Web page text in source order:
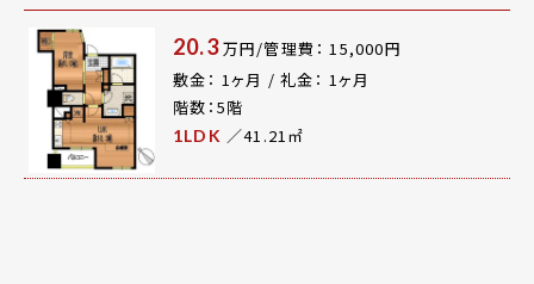
20.3万円/管理費： 15,000円
敷金： 1ヶ月 / 礼金： 1ヶ月
階数：5階
1LDK ／41.21㎡